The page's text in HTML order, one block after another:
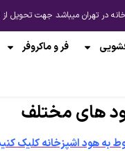
جهت تحویل از انبار شیراز یا ارسال به
فر و ماکروفر
های مختلف
به هود اشپزخانه کلیک